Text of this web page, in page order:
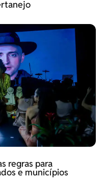
regras para
e municípios